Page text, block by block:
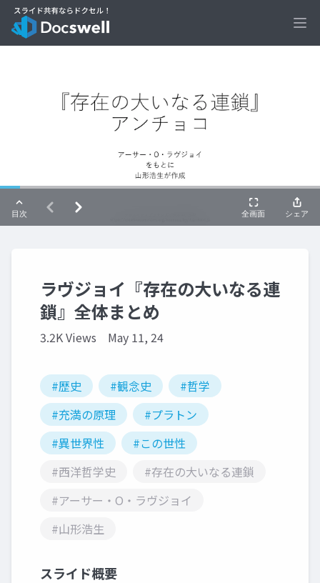
ラヴジョイ『存在の大いなる連
鎖』全体まとめ
3.2K Views May 11, 24
#歴史 #観念史
#哲学
#充満の原理
#プラトン
#異世界性
#この世性
#西洋哲学史
#存在の大いなる連鎖
#アーサー・O・ラヴジョイ
#山形浩生
スライド概要